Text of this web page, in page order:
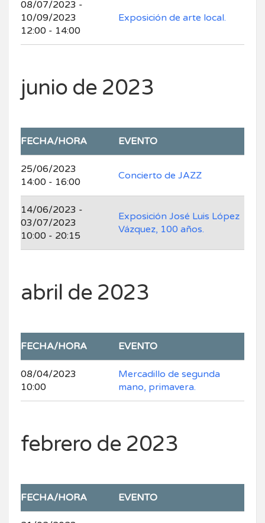
08/07/2023 -
10/09/2023
12:00 - 14:00
Exposición de arte local.
junio de 2023
FECHA/HORA EVENTO
25/06/2023
14:00 - 16:00
Concierto de JAZZ
14/06/2023 -
03/07/2023
10:00 - 20:15
Exposición José Luis López
Vázquez, 100 años.
abril de 2023
FECHA/HORA EVENTO
08/04/2023
10:00
Mercadillo de segunda
mano, primavera.
febrero de 2023
FECHA/HORA EVENTO